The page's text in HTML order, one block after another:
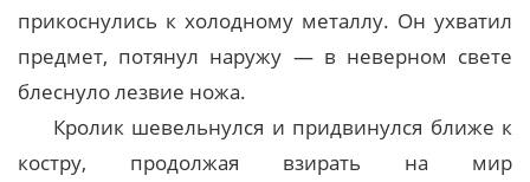
прикоснулись к холодному металлу. Он ухватил
предмет, потянул наружу — в неверном свете
блеснуло лезвие ножа.
Кролик шевельнулся и придвинулся ближе к
костру, продолжая взирать на мир